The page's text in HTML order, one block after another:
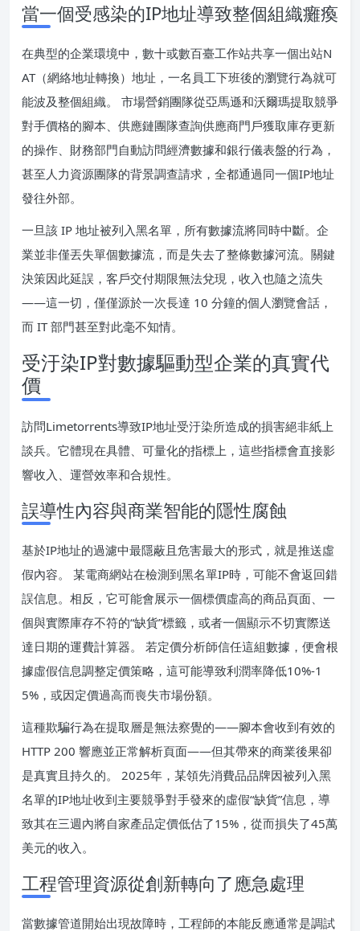
當一個受感染的IP地址導致整個組織癱瘓
在典型的企業環境中，數十或數百臺工作站共享一個出站N
AT（網絡地址轉換）地址，一名員工下班後的瀏覽行為就可
能波及整個組織。 市場營銷團隊從亞馬遜和沃爾瑪提取競爭
對手價格的腳本、供應鏈團隊查詢供應商門戶獲取庫存更新
的操作、財務部門自動訪問經濟數據和銀行儀表盤的行為，
甚至人力資源團隊的背景調查請求，全都通過同一個IP地址
發往外部。
一旦該 IP 地址被列入黑名單，所有數據流將同時中斷。企
業並非僅丟失單個數據流，而是失去了整條數據河流。關鍵
決策因此延誤，客戶交付期限無法兌現，收入也隨之流失
——這一切，僅僅源於一次長達 10 分鐘的個人瀏覽會話，
而 IT 部門甚至對此毫不知情。
受汙染IP對數據驅動型企業的真實代
價
訪問Limetorrents導致IP地址受汙染所造成的損害絕非紙上
談兵。它體現在具體、可量化的指標上，這些指標會直接影
響收入、運營效率和合規性。
誤導性內容與商業智能的隱性腐蝕
基於IP地址的過濾中最隱蔽且危害最大的形式，就是推送虛
假內容。 某電商網站在檢測到黑名單IP時，可能不會返回錯
誤信息。相反，它可能會展示一個標價虛高的商品頁面、一
個與實際庫存不符的“缺貨”標籤，或者一個顯示不切實際送
達日期的運費計算器。 若定價分析師信任這組數據，便會根
據虛假信息調整定價策略，這可能導致利潤率降低10%-1
5%，或因定價過高而喪失市場份額。
這種欺騙行為在提取層是無法察覺的——腳本會收到有效的
HTTP 200 響應並正常解析頁面——但其帶來的商業後果卻
是真實且持久的。 2025年，某領先消費品品牌因被列入黑
名單的IP地址收到主要競爭對手發來的虛假“缺貨”信息，導
致其在三週內將自家產品定價低估了15%，從而損失了45萬
美元的收入。
工程管理資源從創新轉向了應急處理
當數據管道開始出現故障時，工程師的本能反應通常是調試